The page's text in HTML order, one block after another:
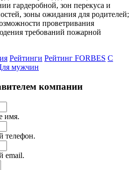
гардеробной, зон перекуса и
зоны ожидания для родителей;
проветривания
требований пожарной
Рейтинги Рейтинг FORBES С
мужчин
компании
имя.
телефон.
email.